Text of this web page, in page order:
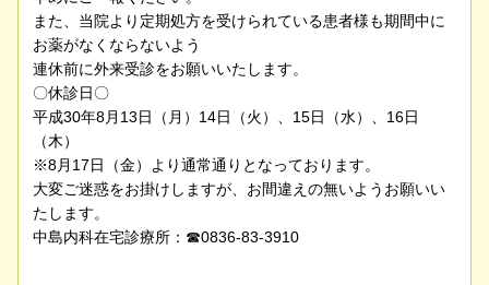
また、当院より定期処方を受けられている患者様も期間中に
お薬がなくならないよう
連休前に外来受診をお願いいたします。
〇休診日〇
平成30年8月13日（月）14日（火）、15日（水）、16日
（木）
※8月17日（金）より通常通りとなっております。
大変ご迷惑をお掛けしますが、お間違えの無いようお願いい
たします。
中島内科在宅診療所：☎0836-83-3910